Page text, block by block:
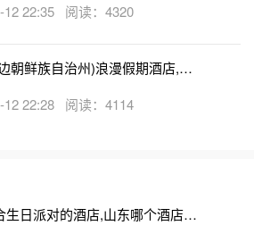
12 22:35 阅读：4320
朝鲜族自治州)浪漫假期酒店,延
12 22:28 阅读：4114
生日派对的酒店,山东哪个酒店有